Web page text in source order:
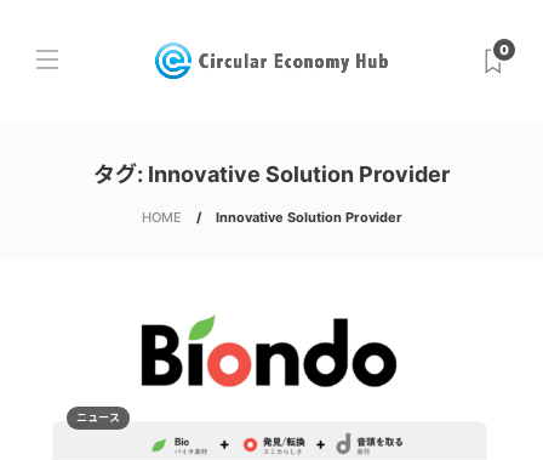
0
タグ: Innovative Solution Provider
HOME Innovative Solution Provider
ニュース